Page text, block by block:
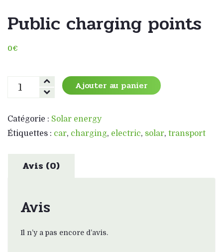
Public charging points
0€
quantité
charging
points
Ajouter au panier
Catégorie : Solar energy
Étiquettes : car, charging, electric, solar, transport
Avis (0)
Avis
Il n’y a pas encore d’avis.